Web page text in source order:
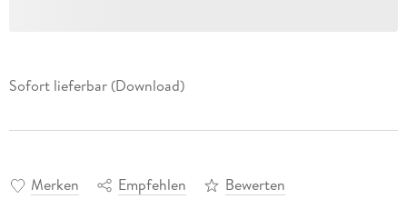
Sofort lieferbar (Download)
Merken Empfehlen Bewerten